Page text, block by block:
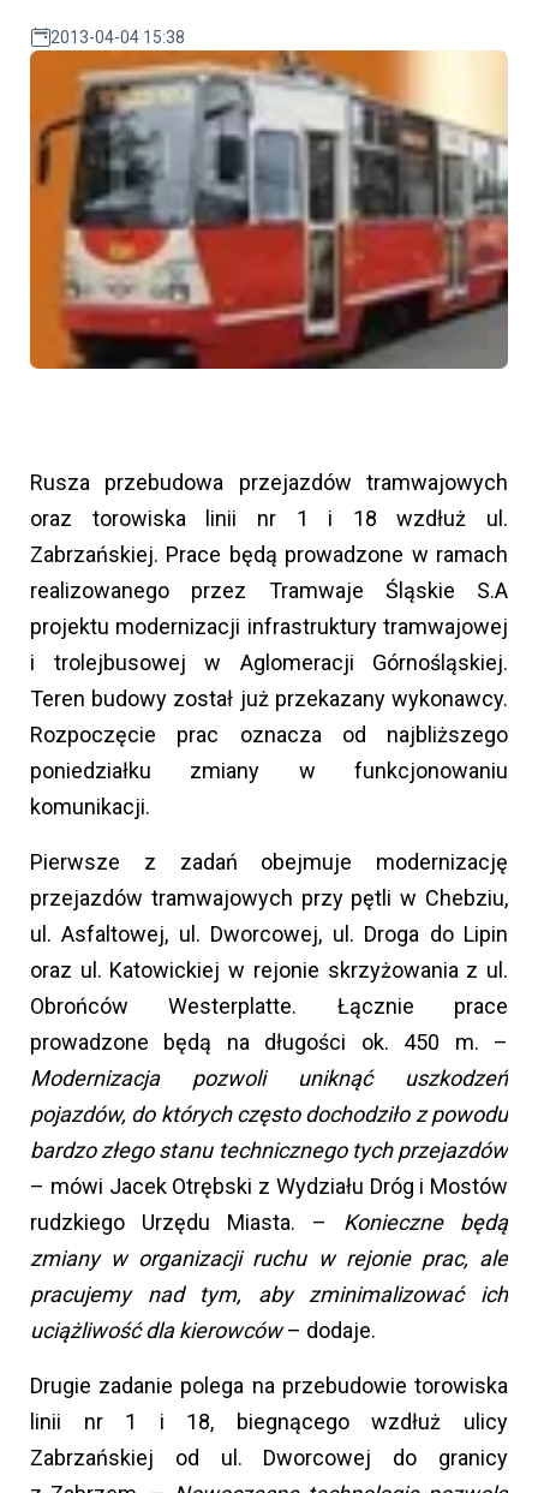
2013-04-04 15:38
Rusza przebudowa przejazdów tramwajowych
oraz torowiska linii nr 1 i 18 wzdłuż ul.
Zabrzańskiej. Prace będą prowadzone w ramach
realizowanego przez Tramwaje Śląskie S.A
projektu modernizacji infrastruktury tramwajowej
i trolejbusowej w Aglomeracji Górnośląskiej.
Teren budowy został już przekazany wykonawcy.
Rozpoczęcie prac oznacza od najbliższego
poniedziałku zmiany w funkcjonowaniu
komunikacji.
Pierwsze z zadań obejmuje modernizację
przejazdów tramwajowych przy pętli w Chebziu,
ul. Asfaltowej, ul. Dworcowej, ul. Droga do Lipin
oraz ul. Katowickiej w rejonie skrzyżowania z ul.
Obrońców Westerplatte. Łącznie prace
prowadzone będą na długości ok. 450 m. –
Modernizacja pozwoli uniknąć uszkodzeń
pojazdów, do których często dochodziło z powodu
bardzo złego stanu technicznego tych przejazdów
– mówi Jacek Otrębski z Wydziału Dróg i Mostów
rudzkiego Urzędu Miasta. – Konieczne będą
zmiany w organizacji ruchu w rejonie prac, ale
pracujemy nad tym, aby zminimalizować ich
uciążliwość dla kierowców– dodaje.
Drugie zadanie polega na przebudowie torowiska
linii nr 1 i 18, biegnącego wzdłuż ulicy
Zabrzańskiej od ul. Dworcowej do granicy